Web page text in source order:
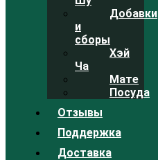
Добавки
и
сборы
Хэй
Ча
Мате
Посуда
Отзывы
Поддержка
Доставка